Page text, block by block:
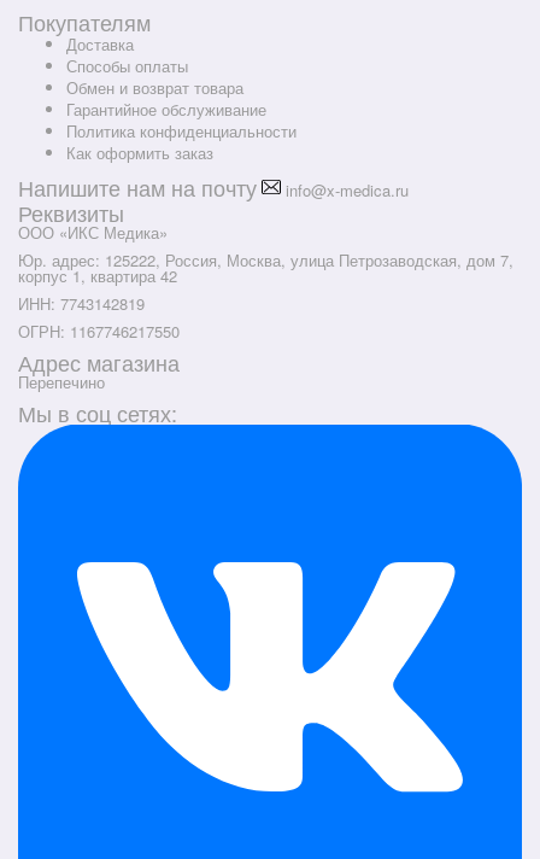
Покупателям
Доставка
Способы оплаты
Обмен и возврат товара
Гарантийное обслуживание
Политика конфиденциальности
Как оформить заказ
Напишите нам на почту info@x-medica.ru
Реквизиты
ООО «ИКС Медика»
Юр. адрес: 125222, Россия, Москва, улица Петрозаводская, дом 7,
корпус 1, квартира 42
ИНН: 7743142819
ОГРН: 1167746217550
Адрес магазина
Перепечино
Мы в соц сетях: